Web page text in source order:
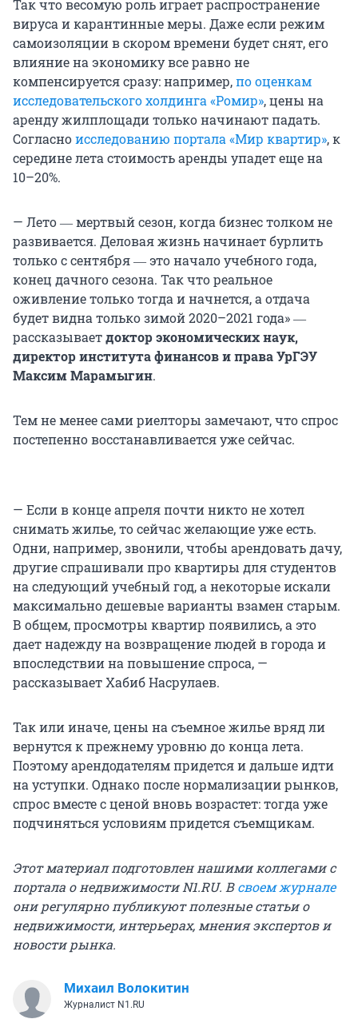
Так что весомую роль играет распространение
вируса и карантинные меры. Даже если режим
самоизоляции в скором времени будет снят, его
влияние на экономику все равно не
компенсируется сразу: например,по оценкам
исследовательского холдинга «Ромир», цены на
аренду жилплощади только начинают падать.
Согласноисследованию портала «Мир квартир», к
середине лета стоимость аренды упадет еще на
10–20%.
— Лето ― мертвый сезон, когда бизнес толком не
развивается. Деловая жизнь начинает бурлить
только с сентября ― это начало учебного года,
конец дачного сезона. Так что реальное
оживление только тогда и начнется, а отдача
будет видна только зимой 2020–2021 года» ―
рассказываетдоктор экономических наук,
директор института финансов и права УрГЭУ
Максим Марамыгин.
Тем не менее сами риелторы замечают, что спрос
постепенно восстанавливается уже сейчас.
— Если в конце апреля почти никто не хотел
снимать жилье, то сейчас желающие уже есть.
Одни, например, звонили, чтобы арендовать дачу,
другие спрашивали про квартиры для студентов
на следующий учебный год, а некоторые искали
максимально дешевые варианты взамен старым.
В общем, просмотры квартир появились, а это
дает надежду на возвращение людей в города и
впоследствии на повышение спроса, —
рассказывает Хабиб Насрулаев.
Так или иначе, цены на съемное жилье вряд ли
вернутся к прежнему уровню до конца лета.
Поэтому арендодателям придется и дальше идти
на уступки. Однако после нормализации рынков,
спрос вместе с ценой вновь возрастет: тогда уже
подчиняться условиям придется съемщикам.
Этот материал подготовлен нашими коллегами с
портала о недвижимости N1.RU. Всвоем журнале
они регулярно публикуют полезные статьи о
недвижимости, интерьерах, мнения экспертов и
новости рынка.
Михаил Волокитин
Журналист N1.RU